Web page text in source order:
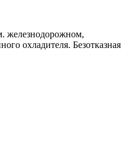
железнодорожном,
охладителя. Безотказная